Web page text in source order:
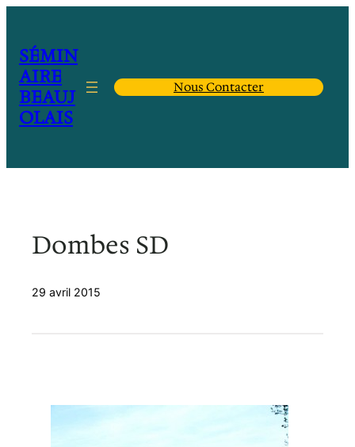
contenu
SÉMIN
AIRE
BEAUJ
OLAIS
Nous Contacter
Dombes SD
29 avril 2015